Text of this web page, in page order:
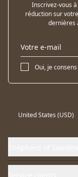
Inscrivez-vous
réduction sur
dernières
Oui, je